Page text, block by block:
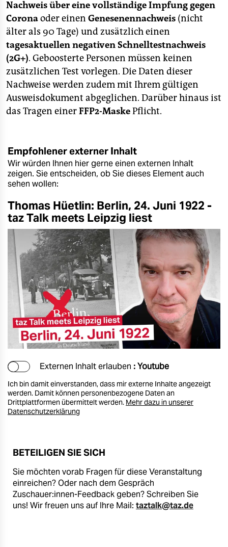
Nachweis über eine vollständige Impfung gegen
Coronaoder einen Genesenennachweis (nicht
älter als 90 Tage) und zusätzlich einen
tagesaktuellen negativen Schnelltestnachweis
(2G+). Geboosterte Personen müssen keinen
zusätzlichen Test vorlegen. Die Daten dieser
Nachweise werden zudem mit Ihrem gültigen
Ausweisdokument abgeglichen. Darüber hinaus ist
das Tragen einerFFP2-MaskePflicht.
Empfohlener externer Inhalt
Wir würden Ihnen hier gerne einen externen Inhalt
zeigen. Sie entscheiden, ob Sie dieses Element auch
sehen wollen:
Thomas Hüetlin: Berlin, 24. Juni 1922 -
taz Talk meets Leipzig liest
Externen Inhalt erlauben : Youtube
Ich bin damit einverstanden, dass mir externe Inhalte angezeigt
werden. Damit können personenbezogene Daten an
Drittplattformen übermittelt werden. Mehr dazu in unserer
Datenschutzerklärung
BETEILIGEN SIE SICH
Sie möchten vorab Fragen für diese Veranstaltung
einreichen? Oder nach dem Gespräch
Zuschauer:innen-Feedback geben? Schreiben Sie
uns! Wir freuen uns auf Ihre Mail: taztalk@taz.de